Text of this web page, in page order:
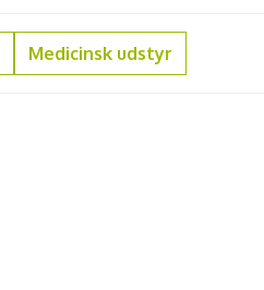
Medicinsk udstyr